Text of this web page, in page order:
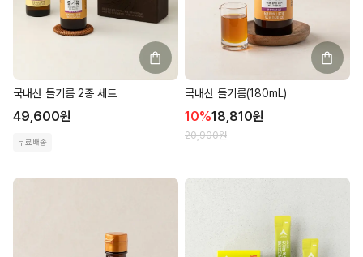
국내산 들기름 2종 세트
49,600원
무료배송
국내산 들기름(180mL)
10%18,810원
20,900원